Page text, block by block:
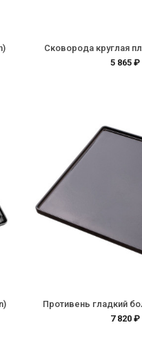
Сковорода круглая
5 865 ₽
Противень гладкий
7 820 ₽